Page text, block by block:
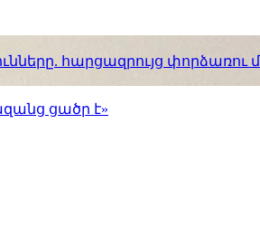
հարցազրույց
ցածր է»